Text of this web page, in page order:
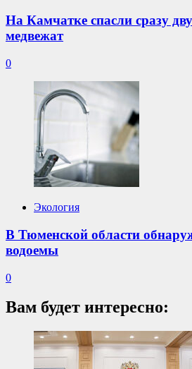
На Камчатке спасли сразу
медвежат
0
Экология
В Тюменской области
водоемы
0
Вам будет интересно: